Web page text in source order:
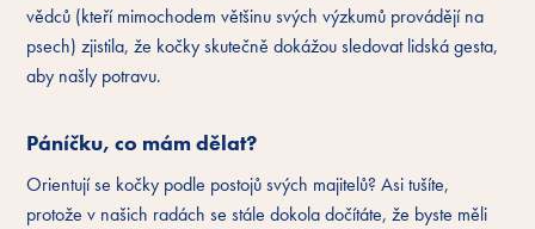
vědců (kteří mimochodem většinu svých výzkumů provádějí na
psech) zjistila, že kočky skutečně dokážou sledovat lidská gesta,
aby našly potravu.
Páníčku, co mám dělat?
Orientují se kočky podle postojů svých majitelů? Asi tušíte,
protože v našich radách se stále dokola dočítáte, že byste měli